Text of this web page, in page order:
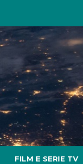
FILM E SERIE TV